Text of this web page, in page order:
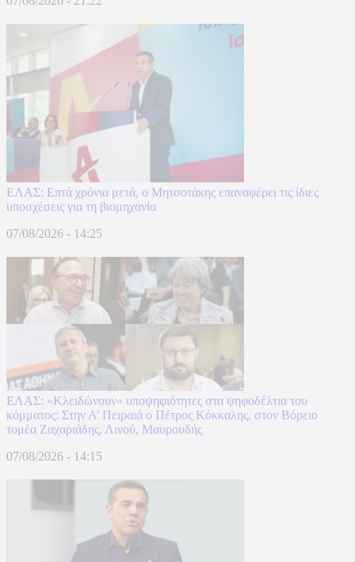
ΕΛΑΣ: Επτά χρόνια μετά, ο Μητσοτάκης επαναφέρει τις ίδιες
υποσχέσεις για τη βιομηχανία
07/08/2026 - 14:25
ΕΛΑΣ: «Κλειδώνουν» υποψηφιότητες στα ψηφοδέλτια του
κόμματος: Στην Α’ Πειραιά ο Πέτρος Κόκκαλης, στον Βόρειο
τομέα Ζαχαριάδης, Λινού, Μαυρουδής
07/08/2026 - 14:15